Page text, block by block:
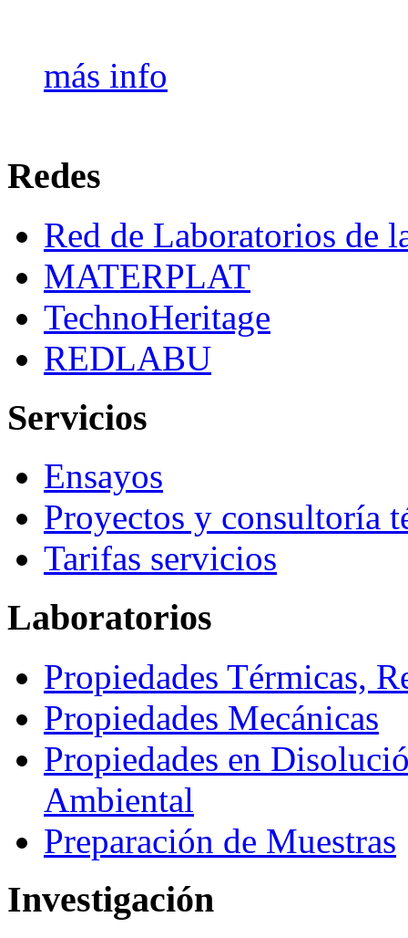
más info
Redes
Red de Laboratorios de
MATERPLAT
TechnoHeritage
REDLABU
Servicios
Ensayos
Proyectos y consultoría
Tarifas servicios
Laboratorios
Propiedades Térmicas,
Propiedades Mecánicas
Propiedades en
Ambiental
Preparación de Muestras
Investigación